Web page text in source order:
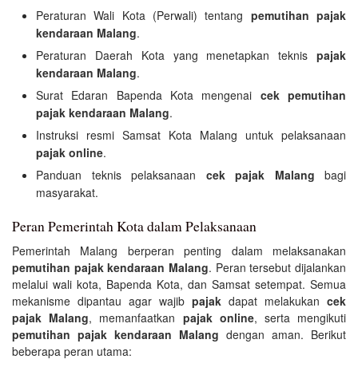
Peraturan Wali Kota (Perwali) tentang pemutihan pajak
kendaraan Malang.
Peraturan Daerah Kota yang menetapkan teknis pajak
kendaraan Malang.
Surat Edaran Bapenda Kota mengenai cek pemutihan
pajak kendaraan Malang.
Instruksi resmi Samsat Kota Malang untuk pelaksanaan
pajak online.
Panduan teknis pelaksanaan cek pajak Malang bagi
masyarakat.
Peran Pemerintah Kota dalam Pelaksanaan
Pemerintah Malang berperan penting dalam melaksanakan
pemutihan pajak kendaraan Malang. Peran tersebut dijalankan
melalui wali kota, Bapenda Kota, dan Samsat setempat. Semua
mekanisme dipantau agar wajib pajak dapat melakukan cek
pajak Malang, memanfaatkan pajak online, serta mengikuti
pemutihan pajak kendaraan Malang dengan aman. Berikut
beberapa peran utama: